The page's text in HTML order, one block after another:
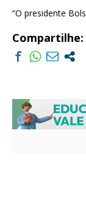
“O presidente
Compartilhe: